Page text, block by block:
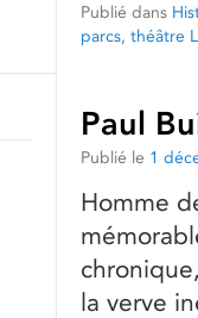
Publié dans
parcs, théâtre
Paul
Publié le 1
Homme
la verve